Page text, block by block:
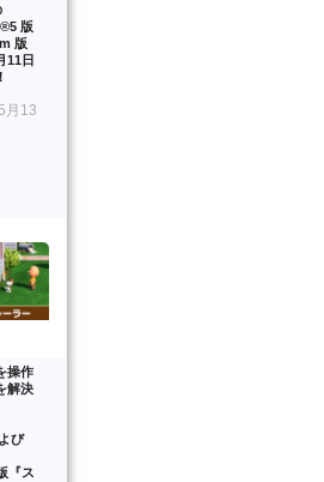
版
版
11日
月13
操作
解決
び
『ス